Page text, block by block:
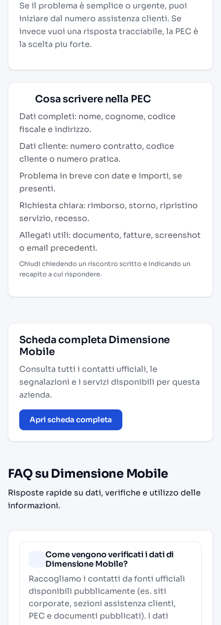
Se il problema è semplice o urgente, puoi
iniziare dal numero assistenza clienti. Se
invece vuoi una risposta tracciabile, la PEC è
la scelta piu forte.
Cosa scrivere nella PEC
Dati completi: nome, cognome, codice
fiscale e indirizzo.
Dati cliente: numero contratto, codice
cliente o numero pratica.
Problema in breve con date e importi, se
presenti.
Richiesta chiara: rimborso, storno, ripristino
servizio, recesso.
Allegati utili: documento, fatture, screenshot
o email precedenti.
Chiudi chiedendo un riscontro scritto e indicando un
recapito a cui rispondere.
Scheda completa Dimensione
Mobile
Consulta tutti i contatti ufficiali, le
segnalazioni e i servizi disponibili per questa
azienda.
Apri scheda completa
FAQ su Dimensione Mobile
Risposte rapide su dati, verifiche e utilizzo delle
informazioni.
Come vengono verificati i dati di
Dimensione Mobile?
Raccogliamo i contatti da fonti ufficiali
disponibili pubblicamente (es. siti
corporate, sezioni assistenza clienti,
PEC e documenti pubblicati). I dati